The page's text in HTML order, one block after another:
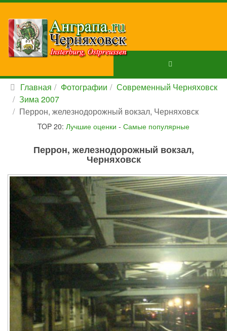
Главная Фотографии
Современный Черняховск
Зима 2007
Перрон, железнодорожный вокзал, Черняховск
TOP 20: Лучшие оценки - Самые популярные
Перрон, железнодорожный вокзал,
Черняховск